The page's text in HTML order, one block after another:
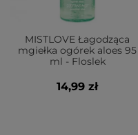
MISTLOVE Łagodząca
mgiełka ogórek aloes 95
ml - Floslek
14,99 zł